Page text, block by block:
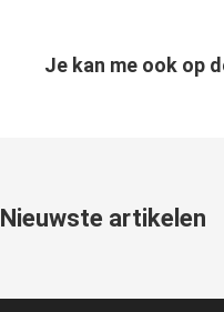
Je kan me ook op
Nieuwste artikelen